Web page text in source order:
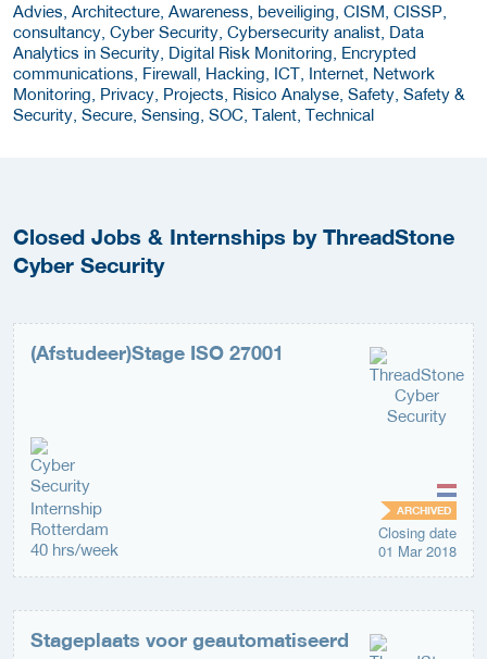
Advies, Architecture, Awareness, beveiliging, CISM, CISSP,
consultancy, Cyber Security, Cybersecurity analist, Data
Analytics in Security, Digital Risk Monitoring, Encrypted
communications, Firewall, Hacking, ICT, Internet, Network
Monitoring, Privacy, Projects, Risico Analyse, Safety, Safety &
Security, Secure, Sensing, SOC, Talent, Technical
Closed Jobs & Internships by ThreadStone
Cyber Security
(Afstudeer)Stage ISO 27001
Internship
Rotterdam
40 hrs/week
ARCHIVED
Closing date
01 Mar 2018
Stageplaats voor geautomatiseerd